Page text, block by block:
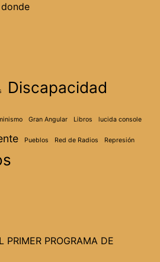
Discapacidad
Gran Angular Libros lucida console
Pueblos Red de Radios Represión
PRIMER PROGRAMA DE